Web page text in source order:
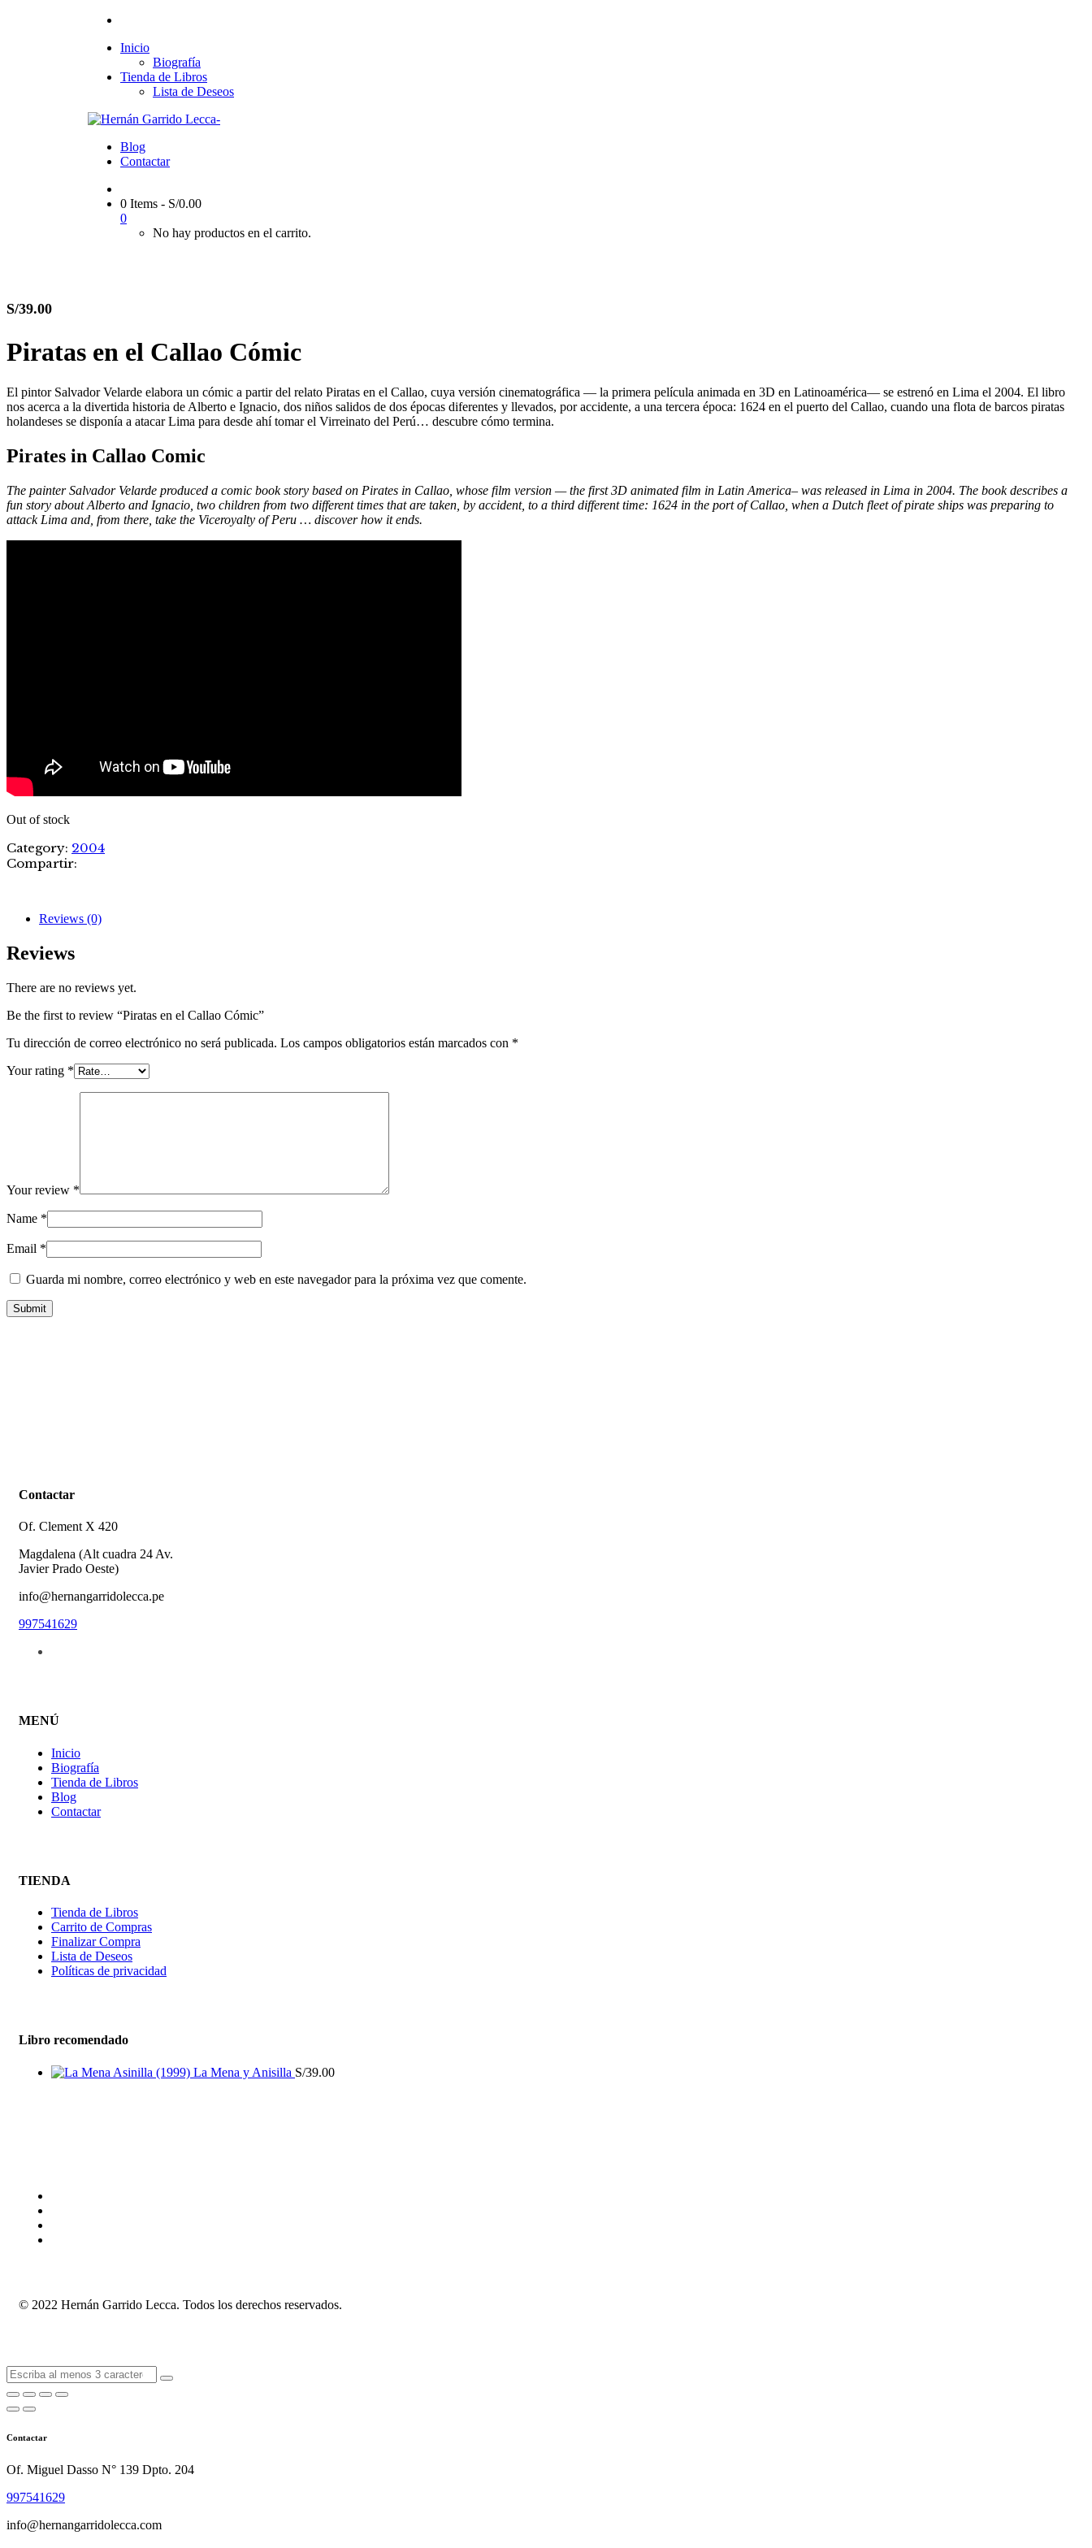
Inicio
Biografía
Tienda de Libros
Lista de Deseos
Blog
Contactar
0 Items - S/0.00
0
No hay productos en el carrito.
S/39.00
Piratas en el Callao Cómic
El pintor Salvador Velarde elabora un cómic a partir del relato Piratas en el Callao, cuya versión cinematográfica — la primera película animada en 3D en Latinoamérica— se estrenó en Lima el 2004. El libro
nos acerca a la divertida historia de Alberto e Ignacio, dos niños salidos de dos épocas diferentes y llevados, por accidente, a una tercera época: 1624 en el puerto del Callao, cuando una flota de barcos piratas
holandeses se disponía a atacar Lima para desde ahí tomar el Virreinato del Perú… descubre cómo termina.
Pirates in Callao Comic
The painter Salvador Velarde produced a comic book story based on Pirates in Callao, whose film version — the first 3D animated film in Latin America– was released in Lima in 2004. The book describes a
fun story about Alberto and Ignacio, two children from two different times that are taken, by accident, to a third different time: 1624 in the port of Callao, when a Dutch fleet of pirate ships was preparing to
attack Lima and, from there, take the Viceroyalty of Peru … discover how it ends.
Out of stock
Category: 2004
Compartir:
Reviews (0)
Reviews
There are no reviews yet.
Be the first to review “Piratas en el Callao Cómic”
Tu dirección de correo electrónico no será publicada. Los campos obligatorios están marcados con *
Your rating *
Your review *
Name *
Email *
Guarda mi nombre, correo electrónico y web en este navegador para la próxima vez que comente.
Contactar
Of. Clement X 420
Magdalena (Alt cuadra 24 Av.
Javier Prado Oeste)
info@hernangarridolecca.pe
997541629
MENÚ
Inicio
Biografía
Tienda de Libros
Blog
Contactar
TIENDA
Tienda de Libros
Carrito de Compras
Finalizar Compra
Lista de Deseos
Políticas de privacidad
Libro recomendado
La Mena y Anisilla S/39.00
© 2022 Hernán Garrido Lecca. Todos los derechos reservados.
Contactar
Of. Miguel Dasso N° 139 Dpto. 204
997541629
info@hernangarridolecca.com